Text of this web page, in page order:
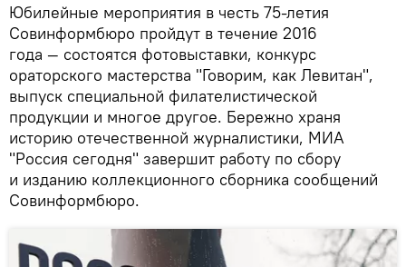
Юбилейные мероприятия в честь 75-летия
Совинформбюро пройдут в течение 2016
года — состоятся фотовыставки, конкурс
ораторского мастерства "Говорим, как Левитан",
выпуск специальной филателистической
продукции и многое другое. Бережно храня
историю отечественной журналистики, МИА
"Россия сегодня" завершит работу по сбору
и изданию коллекционного сборника сообщений
Совинформбюро.